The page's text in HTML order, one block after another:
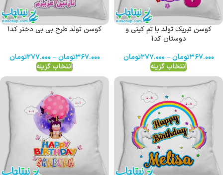
کوسن تبریک تولد با تم کیتی و
دوستان کد1
۳۶۷.۰۰۰تومان – ۲۷۷.۰۰۰تومان
انتخاب گزینه
کوسن تولد طرح بی بی دختر کد1
۳۶۷.۰۰۰تومان – ۲۷۷.۰۰۰تومان
انتخاب گزینه